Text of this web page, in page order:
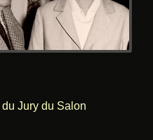
Jury du Salon